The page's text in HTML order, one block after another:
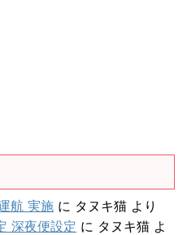
航 実施 に タヌキ猫 より
深夜便設定 に タヌキ猫 よ